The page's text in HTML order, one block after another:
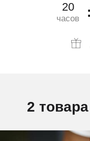
20
часов
2